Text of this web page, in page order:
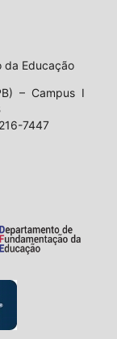
da Educação
– Campus I
7447